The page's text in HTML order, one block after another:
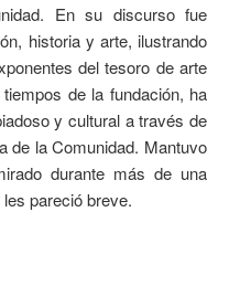
En su discurso fue
historia y arte, ilustrando
del tesoro de arte
de la fundación, ha
y cultural a través de
de la Comunidad. Mantuvo
durante más de una
pareció breve.